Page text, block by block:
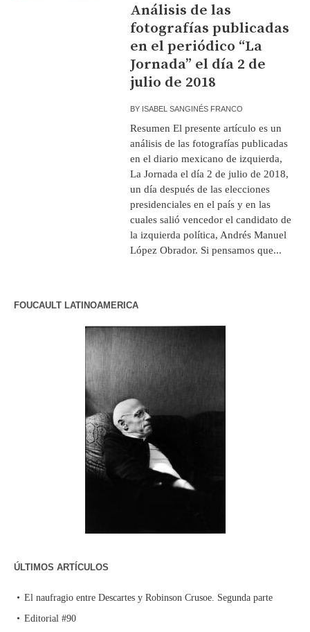
Análisis de las
fotografías publicadas
en el periódico “La
Jornada” el día 2 de
julio de 2018
BY ISABEL SANGINÉS FRANCO
Resumen El presente artículo es un
análisis de las fotografías publicadas
en el diario mexicano de izquierda,
La Jornada el día 2 de julio de 2018,
un día después de las elecciones
presidenciales en el país y en las
cuales salió vencedor el candidato de
la izquierda política, Andrés Manuel
López Obrador. Si pensamos que...
FOUCAULT LATINOAMERICA
ÚLTIMOS ARTÍCULOS
El naufragio entre Descartes y Robinson Crusoe. Segunda parte
Editorial #90